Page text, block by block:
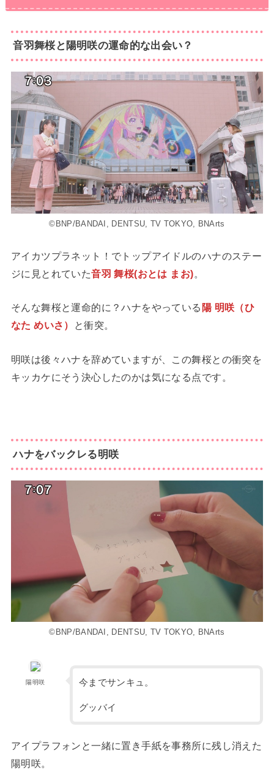
音羽舞桜と陽明咲の運命的な出会い？
©BNP/BANDAI, DENTSU, TV TOKYO, BNArts
アイカツプラネット！でトップアイドルのハナのステー
ジに見とれていた音羽 舞桜(おとは まお)。
そんな舞桜と運命的に？ハナをやっている 陽 明咲（ひ
なた めいさ）
と衝突。
明咲は後々ハナを辞めていますが、この舞桜との衝突を
キッカケにそう決心したのかは気になる点です。
ハナをバックレる明咲
©BNP/BANDAI, DENTSU, TV TOKYO, BNArts
陽明咲 今までサンキュ。
グッバイ
アイプラフォンと一緒に置き手紙を事務所に残し消えた
陽明咲。